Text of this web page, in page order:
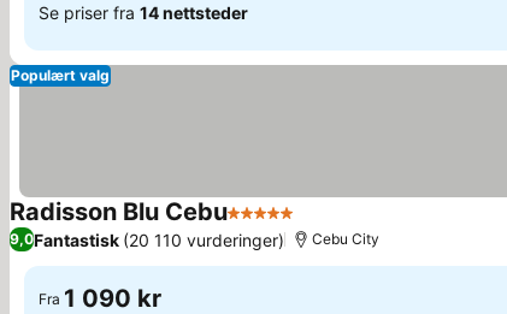
Se priser fra 14 nettsteder
Populært valg
Radisson Blu Cebu5 StjernerSe priser
9,0Fantastisk (20 110 vurderinger) Cebu City
Fra 1 090 kr